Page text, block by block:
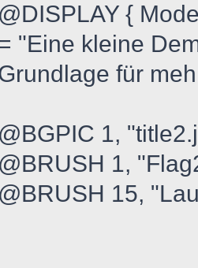
@DISPLAY {
"Eine kleine
für
@BGPIC 1,
@BRUSH 1,
@BRUSH 15,